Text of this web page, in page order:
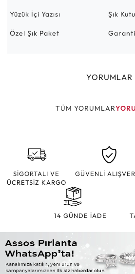
Yüzük İçi Yazısı Şık Kutu
Özel Şık Paket
YORUMLAR
TÜM YORUMLAR
SİGORTALI VE
ÜCRETSİZ KARGO
GÜVENLİ
14 GÜNDE İADE